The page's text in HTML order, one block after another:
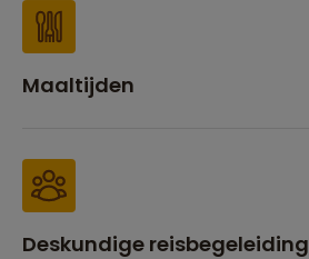
Maaltijden
Deskundige reisbegeleiding